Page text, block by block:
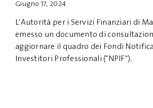
Giugno 17, 2024
L'Autorità per i Servizi Finanziari di
emesso un documento di
aggiornare il quadro dei Fondi
Investitori Professionali ("NPIF").